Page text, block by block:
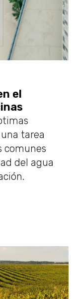
el
tarea
comunes
del agua